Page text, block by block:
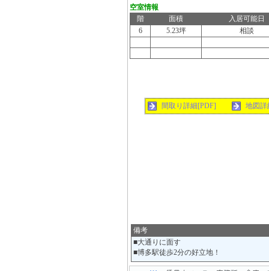
空室情報
階
面積
入居可能日
6
5.23坪 相談
間取り詳細[PDF] 地図詳
備考
■大通りに面す
■博多駅徒歩2分の好立地！